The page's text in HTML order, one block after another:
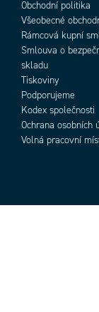
Obchodní politika
Všeobecné
Rámcová kupní
Smlouva o
skladu
Tiskoviny
Podporujeme
Kodex společnosti
Ochrana osobních
Volná pracovní